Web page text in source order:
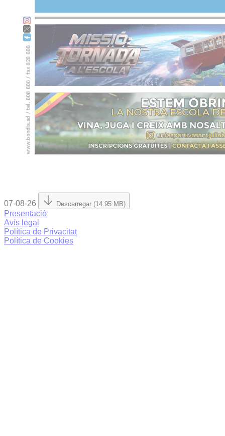
07-08-26 Descarregar (14.95 MB)
Presentació
Avís legal
Política de Privacitat
Política de Cookies